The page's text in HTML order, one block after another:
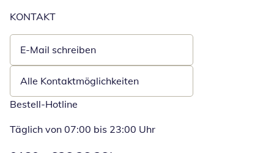
KONTAKT
E-Mail schreiben
Öffnet E-Mail-Client
Alle Kontaktmöglichkeiten
Bestell-Hotline
Täglich von 07:00 bis 23:00 Uhr